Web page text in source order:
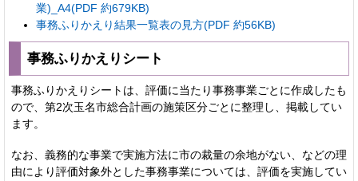
業)_A4(PDF 約679KB)
事務ふりかえり結果一覧表の見方(PDF 約56KB)
事務ふりかえりシート
事務ふりかえりシートは、評価に当たり事務事業ごとに作成したも
ので、 第2次玉名市総合計画の施策区分ごとに整理し、掲載してい
ます。
なお、義務的な事業で実施方法に市の裁量の余地がない、などの理
由により評価対象外とした事務事業については、評価を実施してい